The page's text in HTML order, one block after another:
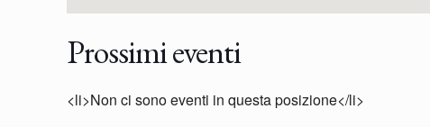
Prossimi eventi
<li>Non ci sono eventi in questa posizione</li>